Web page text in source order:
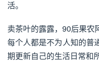
活。
卖茶叶的露露，90后果农
每个人都是不为人知的普
期更新自己的生活日常和